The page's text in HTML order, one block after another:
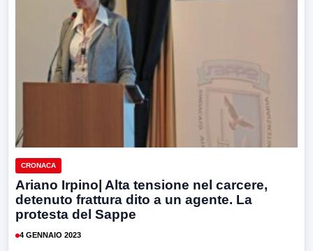
CRONACA
Ariano Irpino| Alta tensione nel carcere,
detenuto frattura dito a un agente. La
protesta del Sappe
4 GENNAIO 2023